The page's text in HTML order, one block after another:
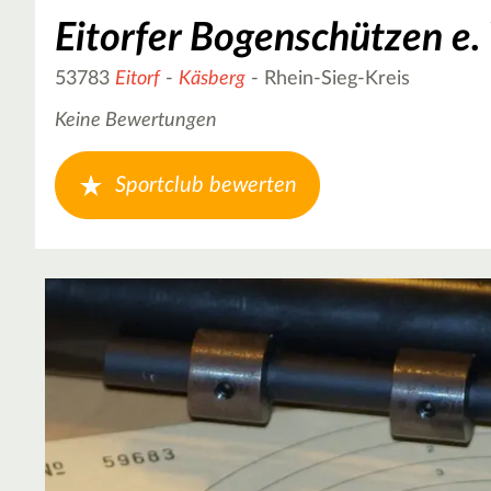
Eitorfer Bogenschützen e.
53783 Eitorf - Käsberg - Rhein-Sieg-Kreis
Keine Bewertungen
Sportclub bewerten